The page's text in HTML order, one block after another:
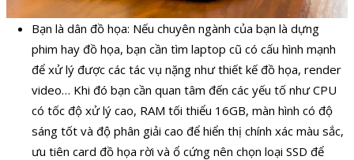
Bạn là dân đồ họa: Nếu chuyên ngành của bạn là dựng
phim hay đồ họa, bạn cần tìm laptop cũ có cấu hình mạnh
để xử lý được các tác vụ nặng như thiết kế đồ họa, render
video… Khi đó bạn cần quan tâm đến các yếu tố như CPU
có tốc độ xử lý cao, RAM tối thiểu 16GB, màn hình có độ
sáng tốt và độ phân giải cao để hiển thị chính xác màu sắc,
ưu tiên card đồ họa rời và ổ cứng nên chọn loại SSD để